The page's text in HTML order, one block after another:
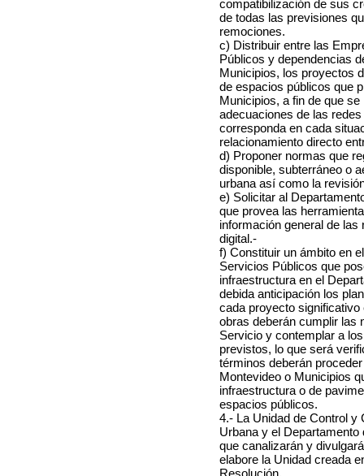
compatibilización de sus
de todas las previsiones
remociones.
c) Distribuir entre las
Públicos y dependencias
Municipios, los proyectos
de espacios públicos que
Municipios, a fin de que
adecuaciones de las
corresponda en cada
relacionamiento directo
d) Proponer normas que
disponible, subterráneo o
urbana así como la
e) Solicitar al
que provea las
información general de
digital.-
f) Constituir un ámbito en
Servicios Públicos que
infraestructura en el
debida anticipación los
cada proyecto
obras deberán cumplir las
Servicio y contemplar a
previstos, lo que será
términos deberán
Montevideo o Municipios
infraestructura o de
espacios públicos.
4.- La Unidad de Control y
Urbana y el
que canalizarán y
elabore la Unidad creada
Resolución.